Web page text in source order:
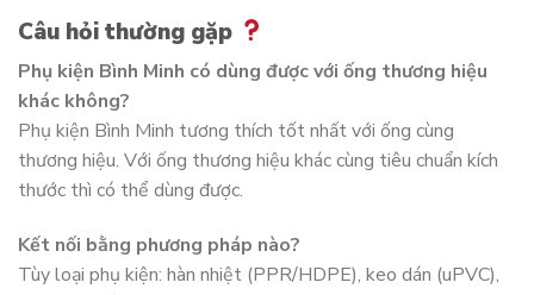
Câu hỏi thường gặp
Phụ kiện Bình Minh có dùng được với ống thương hiệu
khác không?
Phụ kiện Bình Minh tương thích tốt nhất với ống cùng
thương hiệu. Với ống thương hiệu khác cùng tiêu chuẩn kích
thước thì có thể dùng được.
Kết nối bằng phương pháp nào?
Tùy loại phụ kiện: hàn nhiệt (PPR/HDPE), keo dán (uPVC),